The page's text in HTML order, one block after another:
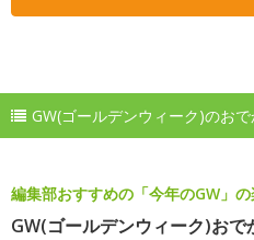
GW(ゴールデンウィーク)のお
編集部おすすめの「今年のGW」
GW(ゴールデンウィーク)おで